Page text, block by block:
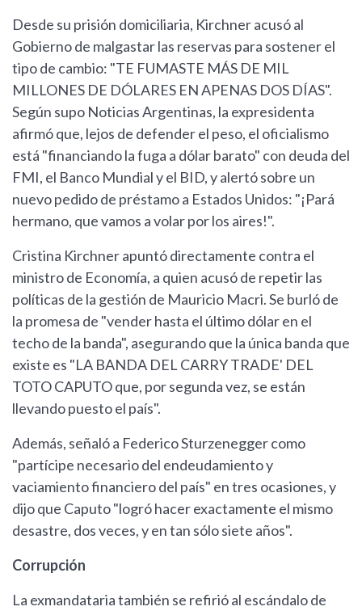
Desde su prisión domiciliaria, Kirchner acusó al
Gobierno de malgastar las reservas para sostener el
tipo de cambio: "TE FUMASTE MÁS DE MIL
MILLONES DE DÓLARES EN APENAS DOS DÍAS".
Según supo Noticias Argentinas, la expresidenta
afirmó que, lejos de defender el peso, el oficialismo
está "financiando la fuga a dólar barato" con deuda del
FMI, el Banco Mundial y el BID, y alertó sobre un
nuevo pedido de préstamo a Estados Unidos: "¡Pará
hermano, que vamos a volar por los aires!".
Cristina Kirchner apuntó directamente contra el
ministro de Economía, a quien acusó de repetir las
políticas de la gestión de Mauricio Macri. Se burló de
la promesa de "vender hasta el último dólar en el
techo de la banda", asegurando que la única banda que
existe es "LA BANDA DEL CARRY TRADE' DEL
TOTO CAPUTO que, por segunda vez, se están
llevando puesto el país".
Además, señaló a Federico Sturzenegger como
"partícipe necesario del endeudamiento y
vaciamiento financiero del país" en tres ocasiones, y
dijo que Caputo "logró hacer exactamente el mismo
desastre, dos veces, y en tan sólo siete años".
Corrupción
La exmandataria también se refirió al escándalo de